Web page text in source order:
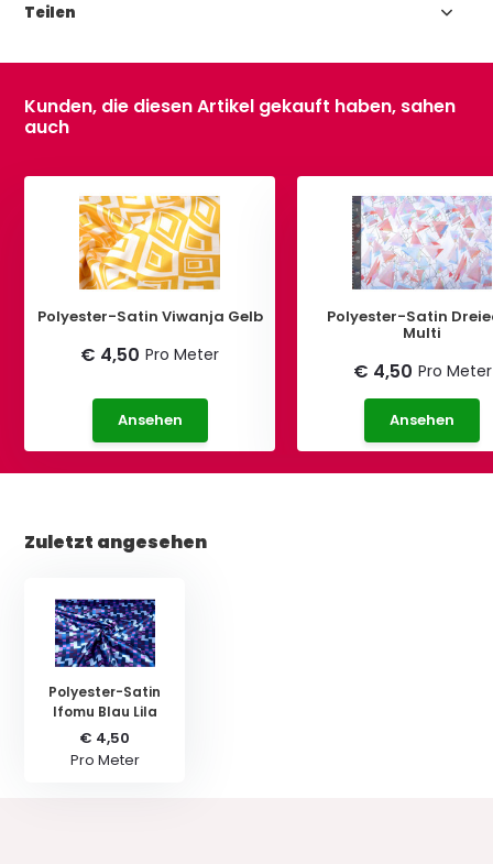
Teilen
Kunden, die diesen Artikel gekauft haben, sahen
auch
Polyester-Satin Viwanja Gelb
€ 4,50 Pro Meter
Ansehen
Polyester-Satin
Multi
€ 4,50 Pro Meter
Ansehen
Zuletzt angesehen
Polyester-Satin
Ifomu Blau Lila
€ 4,50
Pro Meter